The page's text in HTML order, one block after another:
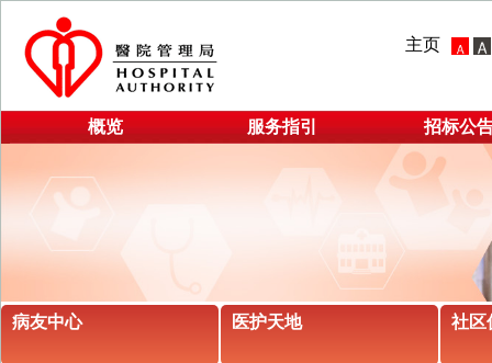
主页
概览 服务指引 招标公
病友中心 医护天地 社区